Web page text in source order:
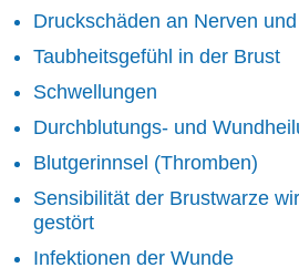
Druckschäden an Nerven
Taubheitsgefühl in der Brust
Schwellungen
Durchblutungs- und
Blutgerinnsel (Thromben)
Sensibilität der Brustwarze
gestört
Infektionen der Wunde